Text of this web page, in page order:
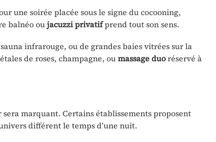
une soirée placée sous le signe du cocooning,
balnéo oujacuzzi privatifprend tout son sens.
infrarouge, ou de grandes baies vitrées sur la
de roses, champagne, oumassage duoréservé à
marquant. Certains établissements proposent
différent le temps d’une nuit.